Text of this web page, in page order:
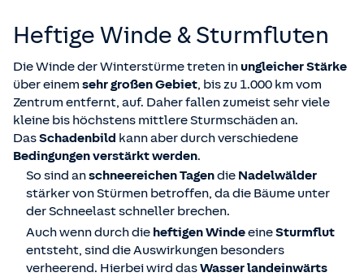
Heftige Winde & Sturmfluten
Die Winde der Winterstürme treten inungleicher Stärke
über einem sehr großen Gebiet, bis zu 1.000 km vom
Zentrum entfernt, auf. Daher fallen zumeist sehr viele
kleine bis höchstens mittlere Sturmschäden an.
DasSchadenbild kann aber durch verschiedene
Bedingungen verstärkt werden.
So sind anschneereichen Tagendie Nadelwälder
stärker von Stürmen betroffen, da die Bäume unter
der Schneelast schneller brechen.
Auch wenn durch die heftigen WindeeineSturmflut
entsteht, sind die Auswirkungen besonders
verheerend. Hierbei wird dasWasser landeinwärts